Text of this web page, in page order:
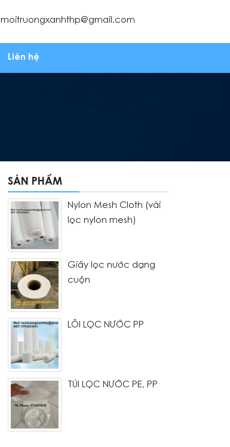
moitruongxanhthp@gmail.com
Liên hệ
SẢN PHẨM
Nylon Mesh Cloth (vải
lọc nylon mesh)
Giấy lọc nước dạng
cuộn
LÕI LỌC NƯỚC PP
TÚI LỌC NƯỚC PE, PP